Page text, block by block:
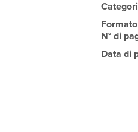
N° di
Data di